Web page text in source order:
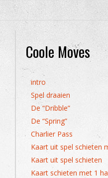
Coole Moves
intro
Spel draaien
De “Dribble”
De “Spring”
Charlier Pass
Kaart uit spel schieten
Kaart uit spel schieten
Kaart schieten met 1